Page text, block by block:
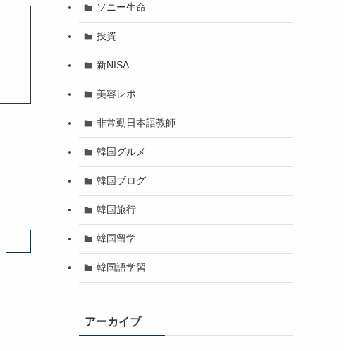
ソニー生命
投資
新NISA
美容レポ
非常勤日本語教師
韓国グルメ
韓国ブログ
韓国旅行
韓国留学
韓国語学習
アーカイブ